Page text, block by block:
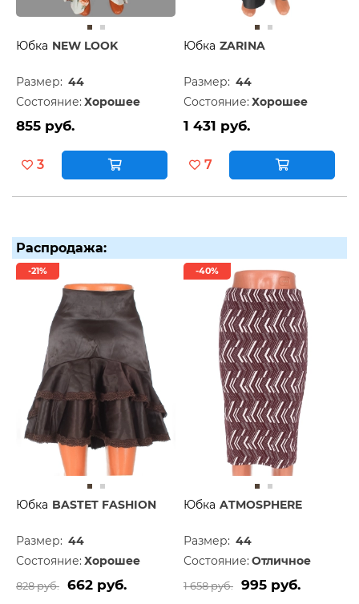
Юбка NEW LOOK
Размер: 44
Состояние: Хорошее
855 руб.
3
Юбка ZARINA
Размер: 44
Состояние: Хорошее
1 431 руб.
7
Распродажа:
-21%
Юбка BASTET FASHION
Размер: 44
Состояние: Хорошее
828 руб. 662 руб.
-40%
Юбка ATMOSPHERE
Размер: 44
Состояние: Отличное
1 658 руб. 995 руб.